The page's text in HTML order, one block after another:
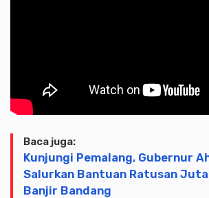
Baca juga:
Kunjungi Pemalang, Gubernur
Salurkan Bantuan Ratusan
Banjir Bandang